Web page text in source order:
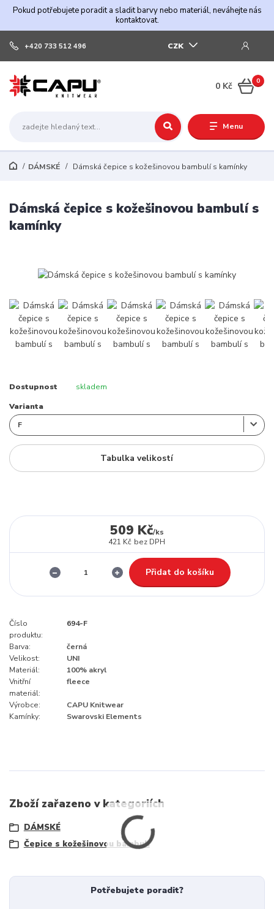
Pokud potřebujete poradit a sladit barvy nebo materiál, neváhejte nás
kontaktovat.
Menu
CZK
+420 733 512 496
0
0 Kč
DÁMSKÉ Dámská čepice s kožešinovou bambulí s kamínky
Dámská čepice s kožešinovou bambulí s
kamínky
Dostupnost skladem
Varianta
Tabulka velikostí
509 Kč/ks
421 Kč bez DPH
Přidat do košíku
Číslo
produktu:
694-F
Barva:
černá
Velikost:
UNI
Materiál:
100% akryl
Vnitřní
materiál:
fleece
Výrobce:
CAPU Knitwear
Kamínky:
Swarovski Elements
Zboží zařazeno v kategoriích
DÁMSKÉ
Čepice s kožešinovou bambulí
Potřebujete poradit?